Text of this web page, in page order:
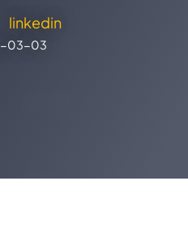
linkedin
03-03